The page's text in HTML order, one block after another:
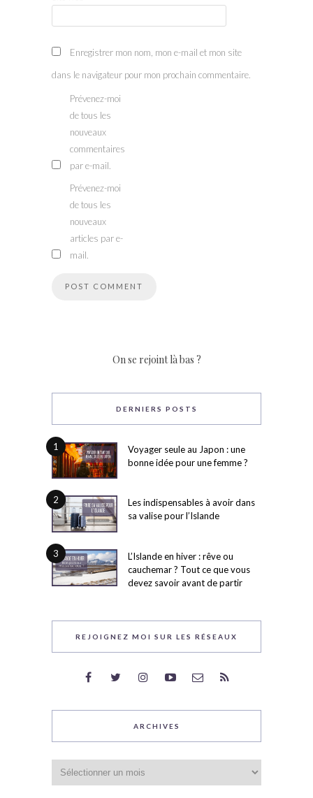
Enregistrer mon nom, mon e-mail et mon site
dans le navigateur pour mon prochain commentaire.
Prévenez-moi
de tous les
nouveaux
commentaires
par e-mail.
Prévenez-moi
de tous les
nouveaux
articles par e-
mail.
On se rejoint là bas ?
DERNIERS POSTS
1
Voyager seule au Japon : une
bonne idée pour une femme ?
2
Les indispensables à avoir dans
sa valise pour l’Islande
3
L’Islande en hiver : rêve ou
cauchemar ? Tout ce que vous
devez savoir avant de partir
REJOIGNEZ MOI SUR LES RÉSEAUX
ARCHIVES